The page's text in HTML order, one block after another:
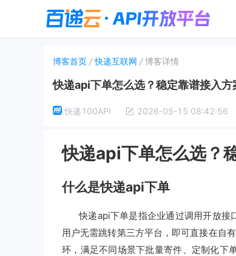
博客首页 /快递互联网 /博客详情
快递api下单怎么选？稳定靠谱接入方
快递100API 2026-05-15 08:42:56
快递api下单怎么选？
什么是快递api下单
快递api下单是指企业通过调用开放接
用户无需跳转第三方平台，即可直接在自
环，满足不同场景下批量寄件、定制化下